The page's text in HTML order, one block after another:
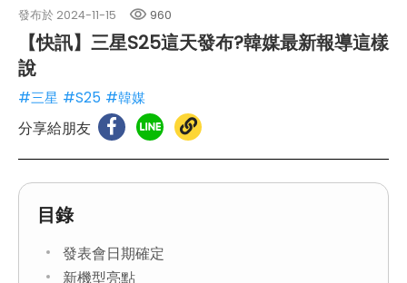
發布於 2024-11-15 960
【快訊】三星S25這天發布?韓媒最新報導這樣
說
#三星 #S25 #韓媒
分享給朋友
目錄
發表會日期確定
新機型亮點